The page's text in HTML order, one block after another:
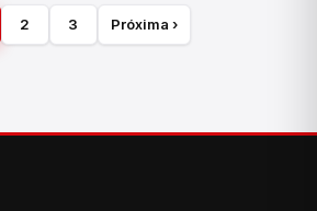
2 3 Próxima ›